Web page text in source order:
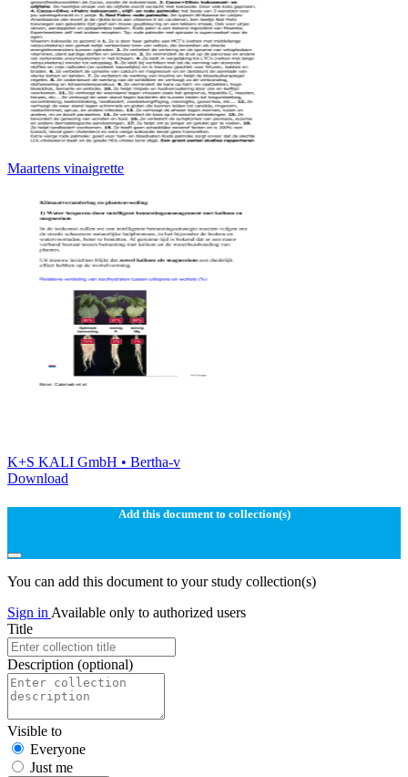
Maartens vinaigrette
K+S KALI GmbH • Bertha-v
Download
Add this document to collection(s)
You can add this document to your study collection(s)
Sign in Available only to authorized users
Title
Description (optional)
Visible to
Everyone
Just me